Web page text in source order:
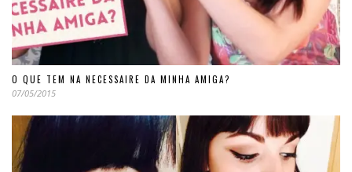
O QUE TEM NA NECESSAIRE DA MINHA AMIGA?
07/05/2015